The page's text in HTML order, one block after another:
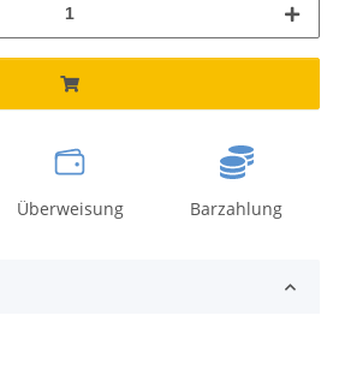
Überweisung Barzahlung